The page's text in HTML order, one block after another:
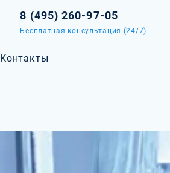
8 (495) 260-97-05
Бесплатная консультация (24/7)
Контакты